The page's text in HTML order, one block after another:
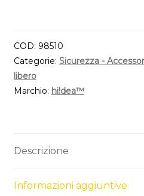
COD: 98510
Categorie: Sicurezza -
libero
Marchio: hi!dea™
Descrizione
Informazioni aggiuntive